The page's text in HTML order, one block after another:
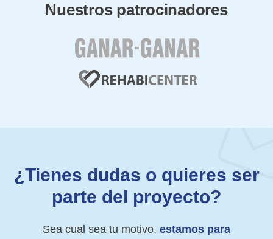
Nuestros patrocinadores
¿Tienes dudas o quieres ser
parte del proyecto?
Sea cual sea tu motivo, estamos para